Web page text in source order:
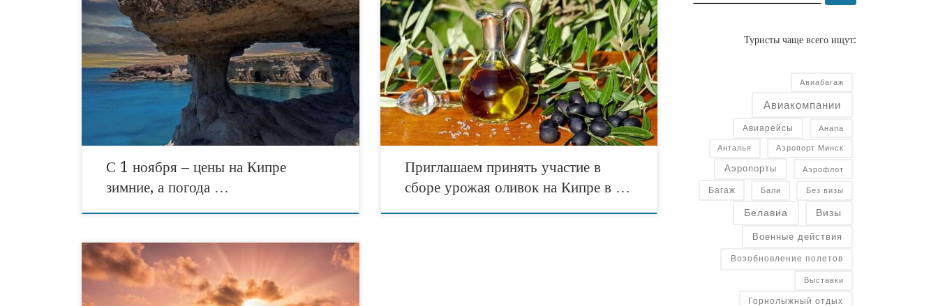
С 1 ноября начался зимний сезон на Кипре. Но, кажется,
что лето в этом году решило вовсе не покидать остров
Афродиты: до сих пор днем царит практически летняя
жара до +28°C, довольные отдыхающие купаются в
комфортно-теплом море и загорают на знаменитых
кипрских пляжах: туристические новости Кипра. Спешите
насладиться солнцем и ласковым […]
С 1 ноября – цены на Кипре
зимние, а погода …
На Острове Любви пришло время сбора урожая оливок.
Кипр имеет долгую историю производства оливкового
масла, свидетельства чему восходят к древним временам.
Приглашаем на сбор урожая оливок в отеле Cap St
Georges Hotel & Resort: туристические новости Кипра.
Сегодня производство оливкового масла остается важной
частью культурного наследия Кипра, а местные жители
[…]
Приглашаем принять участие в
сборе урожая оливок на Кипре в …
Роскошный отель класса люкс Cap St Georges Hotel &
Resort, расположенный на Пафосе (Кипр), предлагает
Туристы чаще всего ищут:
Авиабагаж
Авиакомпании
Авиарейсы Анапа
Анталья Аэропорт Минск
Аэропорты Аэрофлот
Багаж Бали Без визы
Белавиа Визы
Военные действия
Возобновление полетов
Выставки
Горнолыжный отдых